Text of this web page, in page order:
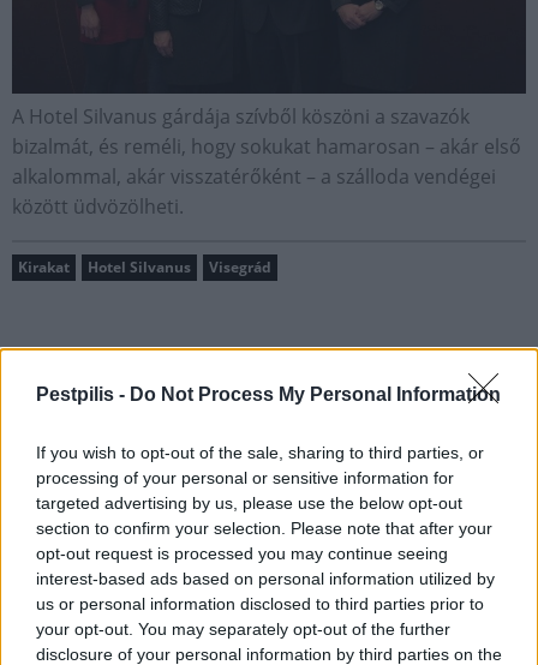
Pestpilis - Do Not Process My Personal Information
If you wish to opt-out of the sale, sharing to third parties, or
processing of your personal or sensitive information for
targeted advertising by us, please use the below opt-out
section to confirm your selection. Please note that after your
opt-out request is processed you may continue seeing
interest-based ads based on personal information utilized by
us or personal information disclosed to third parties prior to
your opt-out. You may separately opt-out of the further
disclosure of your personal information by third parties on the
A Hotel Silvanus gárdája szívből köszöni a szavazók
bizalmát, és reméli, hogy sokukat hamarosan – akár első
alkalommal, akár visszatérőként – a szálloda vendégei
között üdvözölheti.
Kirakat Hotel Silvanus Visegrád
Mi épül?